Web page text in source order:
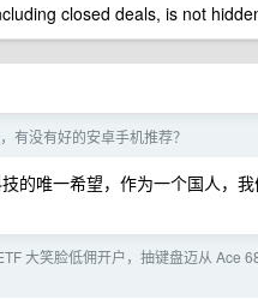
closed deals, is not
有没有好的安卓手机推荐？
的唯一希望，作为一个国人，
大笑脸低佣开户，抽键盘迈从 Ace